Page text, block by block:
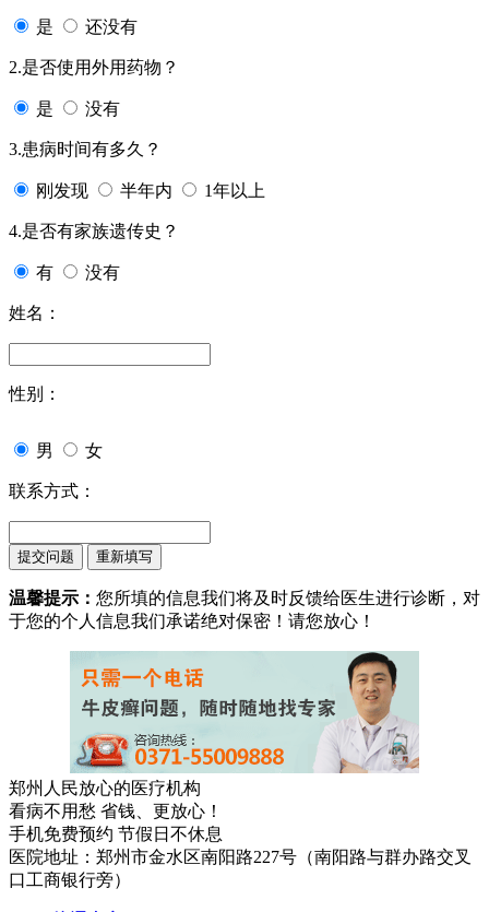
是 还没有
2.是否使用外用药物？
是 没有
3.患病时间有多久？
刚发现 半年内 1年以上
4.是否有家族遗传史？
有 没有
姓名：
性别：
男 女
联系方式：
温馨提示： 您所填的信息我们将及时反馈给医生进行诊断，对
于您的个人信息我们承诺绝对保密！请您放心！
郑州人民放心的医疗机构
看病不用愁 省钱、更放心！
手机免费预约 节假日不休息
医院地址：郑州市金水区南阳路227号（南阳路与群办路交叉
口工商银行旁）